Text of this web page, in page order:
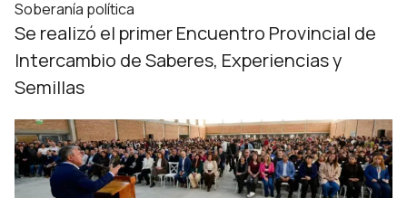
Soberanía política
Se realizó el primer Encuentro Provincial de
Intercambio de Saberes, Experiencias y
Semillas